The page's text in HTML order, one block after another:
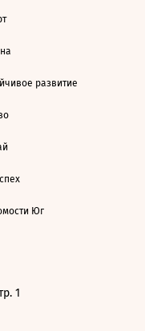
развитие
Юг
1